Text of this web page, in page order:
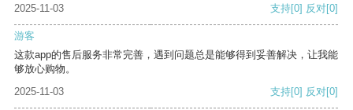
2025-11-03 支持[0] 反对[0]
游客
这款app的售后服务非常完善，遇到问题总是能够得到妥善解决，让我能
够放心购物。
2025-11-03
支持[0] 反对[0]